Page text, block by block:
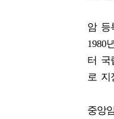
암 등
1980
터 국
로 지
중앙